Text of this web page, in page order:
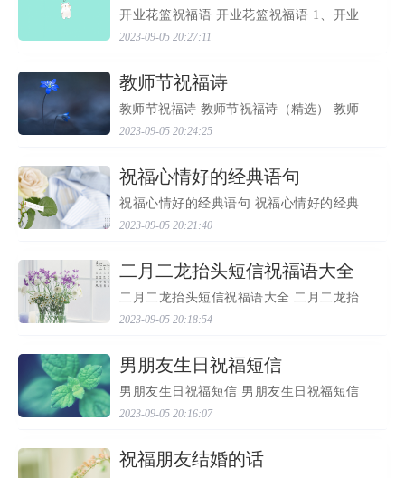
开业花篮祝福语 开业花篮祝福语 1、开业
了，是新的开始，特送你几字开张贺词:诚
信经营，顾客为本，团结员工，共创未来!
越大，祝你财源滚...
2023-09-05 20:27:11
​教师节祝福诗
教师节祝福诗 教师节祝福诗（精选） 教师
节祝福诗30首 教师节祝福诗（一），分享
最新好文章，本文出自实用文栏目： 1、随
物，化作春泥更...
2023-09-05 20:24:25
祝福心情好的经典语句
祝福心情好的经典语句 祝福心情好的经典
语句 1、我们不常拥有新年，却常拥有新的
一天，愿你每一年每一天都充满着幸福与
谊无须说谜语，...
2023-09-05 20:21:40
​二月二龙抬头短信祝福语大全
二月二龙抬头短信祝福语大全 二月二龙抬
头短信祝福语大全 龙抬头 的日子一道，预
示着春天就真的不远了，即使再寒冷的北
日子里，我们需要...
2023-09-05 20:18:54
​男朋友生日祝福短信
男朋友生日祝福短信 男朋友生日祝福短信
1、祝福夫君生日快乐，你给流逝的岁月增
添了醉人的情意，你让平凡的事情发出耀
要的一部分。 2、...
2023-09-05 20:16:07
​祝福朋友结婚的话